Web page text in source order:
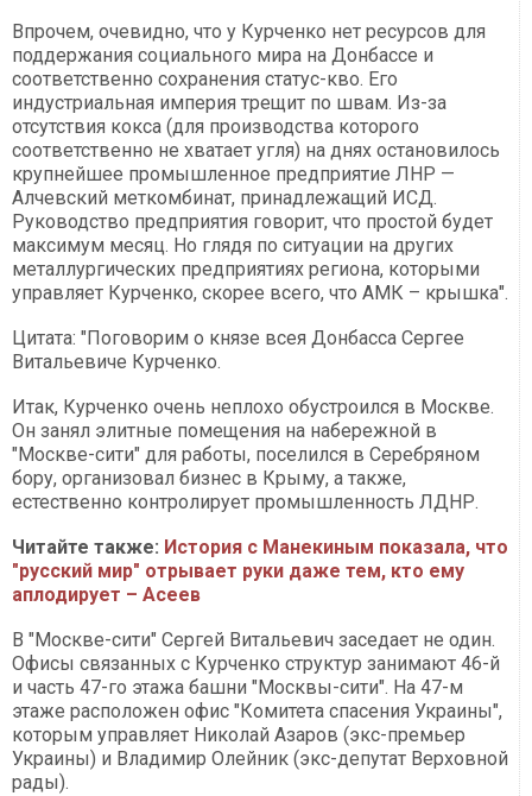
Впрочем, очевидно, что у Курченко нет ресурсов для
поддержания социального мира на Донбассе и
соответственно сохранения статус-кво. Его
индустриальная империя трещит по швам. Из-за
отсутствия кокса (для производства которого
соответственно не хватает угля) на днях остановилось
крупнейшее промышленное предприятие ЛНР —
Алчевский меткомбинат, принадлежащий ИСД.
Руководство предприятия говорит, что простой будет
максимум месяц. Но глядя по ситуации на других
металлургических предприятиях региона, которыми
управляет Курченко, скорее всего, что АМК – крышка".
Цитата: "Поговорим о князе всея Донбасса Сергее
Витальевиче Курченко.
Итак, Курченко очень неплохо обустроился в Москве.
Он занял элитные помещения на набережной в
"Москве-сити" для работы, поселился в Серебряном
бору, организовал бизнес в Крыму, а также,
естественно контролирует промышленность ЛДНР.
Читайте также: История с Манекиным показала, что
"русский мир" отрывает руки даже тем, кто ему
аплодирует – Асеев
В "Москве-сити" Сергей Витальевич заседает не один.
Офисы связанных с Курченко структур занимают 46-й
и часть 47-го этажа башни "Москвы-сити". На 47-м
этаже расположен офис "Комитета спасения Украины",
которым управляет Николай Азаров (экс-премьер
Украины) и Владимир Олейник (экс-депутат Верховной
рады).